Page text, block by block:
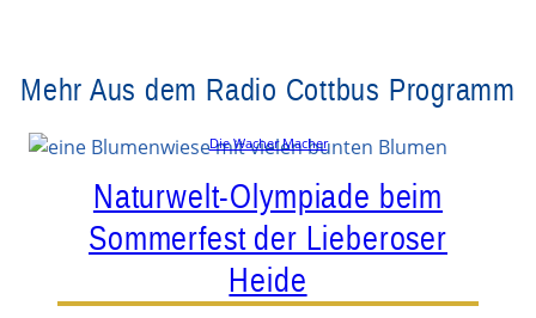
Mehr Aus dem Radio Cottbus Programm
Die Wacher Macher
Naturwelt-Olympiade beim
Sommerfest der Lieberoser
Heide